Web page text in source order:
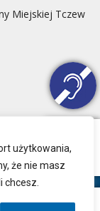
użytkowania,
że nie masz
chcesz.
Miejskiej Tczew
Osobowych